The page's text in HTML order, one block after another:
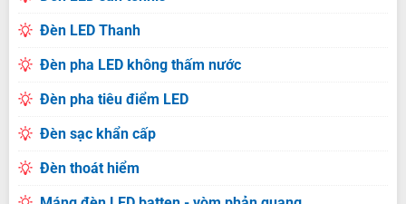
Đèn LED Thanh
Đèn pha LED không thấm nước
Đèn pha tiêu điểm LED
Đèn sạc khẩn cấp
Đèn thoát hiểm